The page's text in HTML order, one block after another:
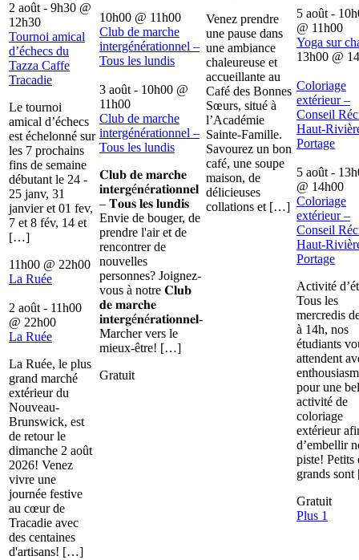
2 août - 9h30 @
12h30
Tournoi amical
d’échecs du
Tazza Caffe
Tracadie
Le tournoi
amical d’échecs
est échelonné sur
les 7 prochains
fins de semaine
débutant le 24 -
25 janv, 31
janvier et 01 fev,
7 et 8 fév, 14 et
[…]
11h00 @ 22h00
La Ruée
2 août - 11h00
@ 22h00
La Ruée
La Ruée, le plus
grand marché
extérieur du
Nouveau-
Brunswick, est
de retour le
dimanche 2 août
2026! Venez
vivre une
journée festive
au cœur de
Tracadie avec
des centaines
d'artisans! […]
10h00 @ 11h00
Club de marche
intergénérationnel –
Tous les lundis
3 août - 10h00 @
11h00
Club de marche
intergénérationnel –
Tous les lundis
𝐂𝐥𝐮𝐛 𝐝𝐞 𝐦𝐚𝐫𝐜𝐡𝐞
𝐢𝐧𝐭𝐞𝐫𝐠é𝐧é𝐫𝐚𝐭𝐢𝐨𝐧𝐧𝐞𝐥
– 𝐓𝐨𝐮𝐬 𝐥𝐞𝐬 𝐥𝐮𝐧𝐝𝐢𝐬
Envie de bouger, de
prendre l'air et de
rencontrer de
nouvelles
personnes? Joignez-
vous à notre 𝐂𝐥𝐮𝐛
𝐝𝐞 𝐦𝐚𝐫𝐜𝐡𝐞
𝐢𝐧𝐭𝐞𝐫𝐠é𝐧é𝐫𝐚𝐭𝐢𝐨𝐧𝐧𝐞𝐥-
Marcher vers le
mieux-être! […]
Gratuit
Venez prendre
une pause dans
une ambiance
chaleureuse et
accueillante au
Café des Bonnes
Sœurs, situé à
l’Académie
Sainte-Famille.
Savourez un bon
café, une soupe
maison, de
délicieuses
collations et […]
5 août -
@ 11h00
Yoga sur
13h00 @
Coloriage
extérieur –
Conseil
Haut-
Portage
5 août -
@ 14h00
Coloriage
extérieur –
Conseil
Haut-
Portage
Activité
Tous les
mercredis
à 14h, nos
étudiants
attendent
pour une
activité de
coloriage
extérieur
d’embellir
piste! Petits
grands
Gratuit
Plus 1